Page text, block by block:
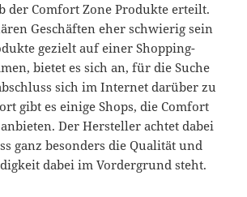
der Comfort Zone Produkte erteilt.
Geschäften eher schwierig sein
gezielt auf einer Shopping-
bietet es sich an, für die Suche
sich im Internet darüber zu
gibt es einige Shops, die Comfort
Der Hersteller achtet dabei
ganz besonders die Qualität und
dabei im Vordergrund steht.